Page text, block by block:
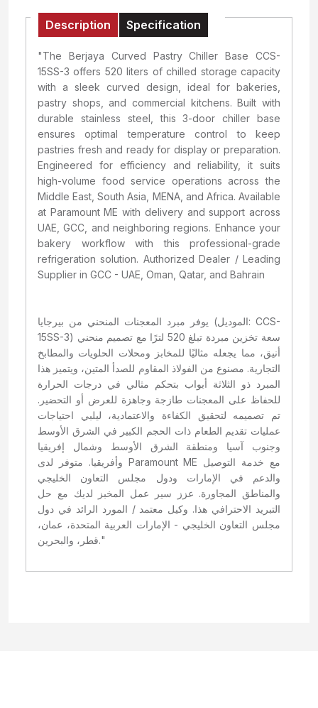
Description Specification
"The Berjaya Curved Pastry Chiller Base CCS-
15SS-3 offers 520 liters of chilled storage capacity
with a sleek curved design, ideal for bakeries,
pastry shops, and commercial kitchens. Built with
durable stainless steel, this 3-door chiller base
ensures optimal temperature control to keep
pastries fresh and ready for display or preparation.
Engineered for efficiency and reliability, it suits
high-volume food service operations across the
Middle East, South Asia, MENA, and Africa. Available
at Paramount ME with delivery and support across
UAE, GCC, and neighboring regions. Enhance your
bakery workflow with this professional-grade
refrigeration solution. Authorized Dealer / Leading
Supplier in GCC - UAE, Oman, Qatar, and Bahrain
يوفر مبرد المعجنات المنحني من بيرجايا (الموديل: CCS-
15SS-3) سعة تخزين مبردة تبلغ 520 لترًا مع تصميم منحني
أنيق، مما يجعله مثاليًا للمخابز ومحلات الحلويات والمطابخ
التجارية. مصنوع من الفولاذ المقاوم للصدأ المتين، ويتميز هذا
المبرد ذو الثلاثة أبواب بتحكم مثالي في درجات الحرارة
للحفاظ على المعجنات طازجة وجاهزة للعرض أو التحضير.
تم تصميمه لتحقيق الكفاءة والاعتمادية، ليلبي احتياجات
عمليات تقديم الطعام ذات الحجم الكبير في الشرق الأوسط
وجنوب آسيا ومنطقة الشرق الأوسط وشمال إفريقيا
وأفريقيا. متوفر لدى Paramount ME مع خدمة التوصيل
والدعم في الإمارات ودول مجلس التعاون الخليجي
والمناطق المجاورة. عزز سير عمل المخبز لديك مع حل
التبريد الاحترافي هذا. وكيل معتمد / المورد الرائد في دول
مجلس التعاون الخليجي - الإمارات العربية المتحدة، عمان،
قطر، والبحرين."